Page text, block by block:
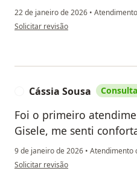
22 de janeiro de 2026 •
na opinião do utilizador Kelly Mansur
Solicitar revisão
Cássia Sousa
Foi o primeiro
Gisele, me senti
9 de janeiro de 2026 • Atendimento
na opinião do utilizador Cássia Sousa
Solicitar revisão